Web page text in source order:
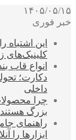
۱۴۰۵/۰۵/۱۵
خبر فوری
این اشتباه
کلینیک‌های
انواع قاب
دکارت؛
داخلی
بزرگ
راهنمای
ابزارها را